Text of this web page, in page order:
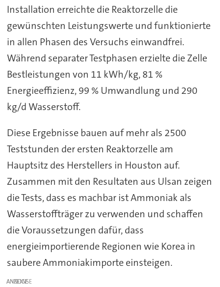
Installation erreichte die Reaktorzelle die
gewünschten Leistungswerte und funktionierte
in allen Phasen des Versuchs einwandfrei.
Während separater Testphasen erzielte die Zelle
Bestleistungen von 11 kWh/kg, 81 %
Energieeffizienz, 99 % Umwandlung und 290
kg/d Wasserstoff.
Diese Ergebnisse bauen auf mehr als 2500
Teststunden der ersten Reaktorzelle am
Hauptsitz des Herstellers in Houston auf.
Zusammen mit den Resultaten aus Ulsan zeigen
die Tests, dass es machbar ist Ammoniak als
Wasserstoffträger zu verwenden und schaffen
die Voraussetzungen dafür, dass
energieimportierende Regionen wie Korea in
saubere Ammoniakimporte einsteigen.
ANZEIGE